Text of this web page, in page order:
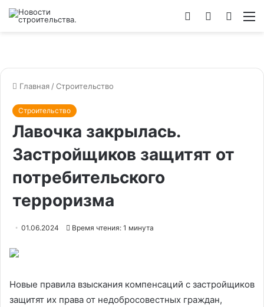
Switch
Войти
Главная /Строительство
Строительство
Лавочка закрылась.
Застройщиков защитят от
потребительского
терроризма
01.06.2024 Время чтения: 1 минута
Новые правила взыскания компенсаций с застройщиков
защитят их права от недобросовестных граждан,